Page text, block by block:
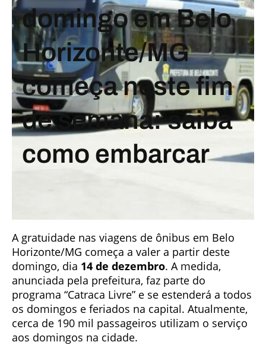
domingo em Belo
Horizonte/MG
começa neste fim
de semana: saiba
como embarcar
A gratuidade nas viagens de ônibus em Belo
Horizonte/MG começa a valer a partir deste
domingo, dia 14 de dezembro. A medida,
anunciada pela prefeitura, faz parte do
programa “Catraca Livre” e se estenderá a todos
os domingos e feriados na capital. Atualmente,
cerca de 190 mil passageiros utilizam o serviço
aos domingos na cidade.